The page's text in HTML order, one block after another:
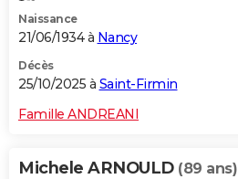
Naissance
21/06/1934 à Nancy
Décès
25/10/2025 à Saint-Firmin
Famille ANDREANI
Michele ARNOULD (89 ans)